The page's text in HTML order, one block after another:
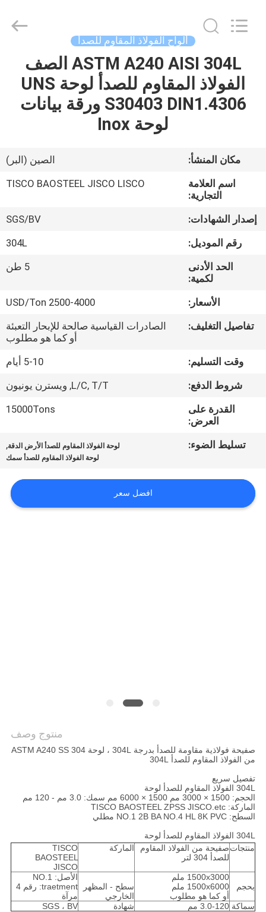
منزل،
بيت
معلومات
جولة
المعمل
مراقبة
الجودة
اتصل
أخبار
حالات
COMPANY
NEWS
INDUSTRIAL
ألواح الفولاذ المقاوم للصدأ
ASTM A240 AISI 304L الصف
الفولاذ المقاوم للصدأ لوحة UNS
S30403 DIN1.4306 ورقة بيانات
لوحة Inox
مكان المنشأ:
الصين (البر)
اسم العلامة
التجارية:
TISCO BAOSTEEL JISCO LISCO
إصدار الشهادات:
SGS/BV
رقم الموديل:
304L
الحد الأدنى
لكمية:
5 طن
الأسعار:
2500-4000 USD/Ton
تفاصيل التغليف:
الصادرات القياسية صالحة للإبحار التعبئة
أو كما هو مطلوب
وقت التسليم:
5-10 أيام
شروط الدفع:
L/C, T/T, ويسترن يونيون
القدرة على
العرض:
15000Tons
تسليط الضوء: لوحة الفولاذ المقاوم للصدأ الأرض الدقة,
لوحة الفولاذ المقاوم للصدأ سمك
افضل سعر
منتوج وصف
صفيحة فولاذية مقاومة للصدأ بدرجة 304L ، لوحة ASTM A240 SS 304
من الفولاذ المقاوم للصدأ 304L
تفصيل سريع
304L الفولاذ المقاوم للصدأ لوحة
الحجم: 1500 × 3000 مم 1500 × 6000 مم سمك: 3.0 مم - 120 مم
الماركة: TISCO BAOSTEEL ZPSS JISCO.etc
السطح: NO.1 2B BA NO.4 HL 8K PVC مطلي
304L الفولاذ المقاوم للصدأ لوحة
منتجاتصفيحة من الفولاذ المقاوم
للصدأ 304 لتر
الماركة
TISCO
BAOSTEEL
JISCO
بحجم
1500x3000 ملم
1500x6000 ملم
أو كما هو مطلوب
سطح - المظهر
الخارجي
الأصل: NO.1
traetment: رقم 4
مرآة
سماكة 3.0-120 مم شهادة SGS ، BV